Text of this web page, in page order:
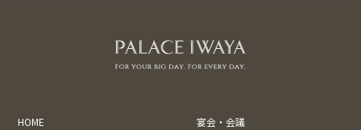
HOME
宴会・会議